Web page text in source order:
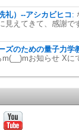
礼）--アシカビヒコ :
見えてきて、感謝で
ズのための量子力学
m(__)mお知らせ Xに